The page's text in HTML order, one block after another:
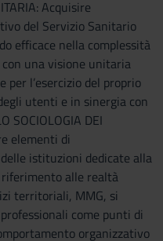
Acquisire
del Servizio Sanitario
efficace nella complessità
una visione unitaria
per l’esercizio del proprio
utenti e in sinergia con
SOCIOLOGIA DEI
elementi di
istituzioni dedicate alla
alle realtà
territoriali, MMG, si
come punti di
organizzativo